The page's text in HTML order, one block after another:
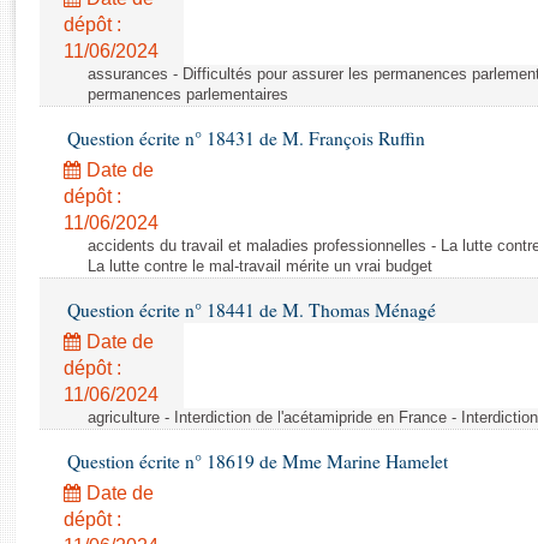
Rapports d'enquête
Rapports législatifs
Baromètre de l’application des lois
Dossiers législatifs
Budget et sécurité sociale
Questions écrites et orales
Comptes rendus des débats
dépôt :
11/06/2024
assurances - Difficultés pour assurer les permanences
permanences parlementaires
Question écrite n° 18431 de M. François Ruffin
Date de
dépôt :
11/06/2024
accidents du travail et maladies professionnelles - La lutte
La lutte contre le mal-travail mérite un vrai budget
Question écrite n° 18441 de M. Thomas Ménagé
Date de
dépôt :
11/06/2024
agriculture - Interdiction de l'acétamipride en France -
Question écrite n° 18619 de Mme Marine Hamelet
Date de
dépôt :